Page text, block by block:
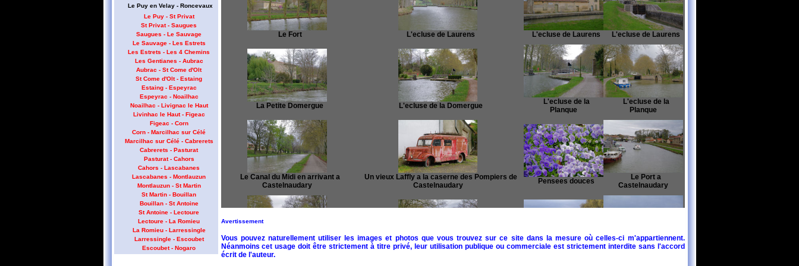
Le Puy en Velay - Roncevaux
Le Puy - St Privat
St Privat - Saugues
Saugues - Le Sauvage
Le Sauvage - Les Estrets
Les Estrets - Les 4 Chemins
Les Gentianes - Aubrac
Aubrac - St Come d'Olt
St Come d'Olt - Estaing
Estaing - Espeyrac
Espeyrac - Noailhac
Noailhac - Livignac le Haut
Livinhac le Haut - Figeac
Figeac - Corn
Corn - Marcilhac sur Célé
Marcilhac sur Célé - Cabrerets
Cabrerets - Pasturat
Pasturat - Cahors
Cahors - Lascabanes
Lascabanes - Montlauzun
Montlauzun - St Martin
St Martin - Bouillan
Bouillan - St Antoine
St Antoine - Lectoure
Lectoure - La Romieu
La Romieu - Larressingle
Larressingle - Escoubet
Escoubet - Nogaro
Le Fort L'ecluse de Laurens L'ecluse de Laurens L'ecluse de Laurens
La Petite Domergue L'ecluse de la Domergue
L'ecluse de la
Planque
L'ecluse de la
Planque
Le Canal du Midi en arrivant a
Castelnaudary
Un vieux Laffly a la caserne des Pompiers de
Castelnaudary
Pensees douces
Le Port a
Castelnaudary
Le Canal du Midi pres de
Avertissement
Vous pouvez naturellement utiliser les images et photos que vous trouvez sur ce site dans la mesure où celles-ci m'appartiennent.
Néanmoins cet usage doit être strictement à titre privé, leur utilisation publique ou commerciale est strictement interdite sans l'accord
écrit de l'auteur.